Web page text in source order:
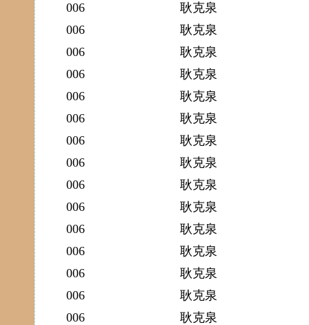
006
耿克泉
006
耿克泉
006
耿克泉
006
耿克泉
006
耿克泉
006
耿克泉
006
耿克泉
006
耿克泉
006
耿克泉
006
耿克泉
006
耿克泉
006
耿克泉
006
耿克泉
006
耿克泉
006
耿克泉